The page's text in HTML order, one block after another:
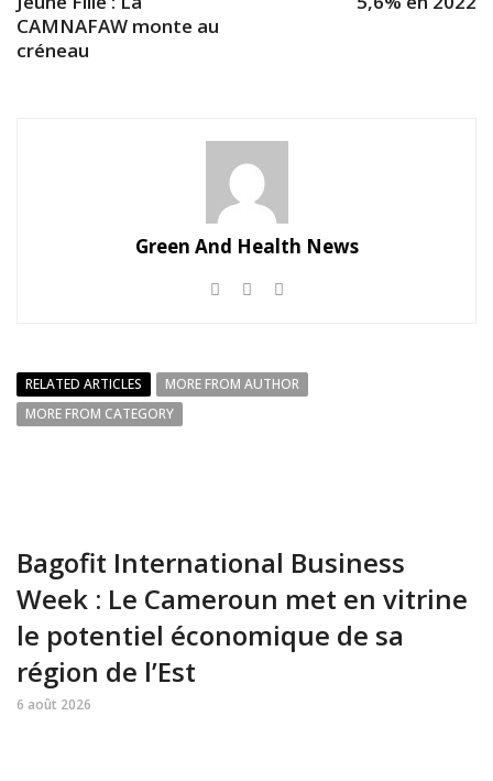
CAMNAFAW monte au
créneau
Green And Health News
RELATED ARTICLES
MORE FROM AUTHOR
MORE FROM CATEGORY
Bagofit International Business
Week : Le Cameroun met en vitrine
le potentiel économique de sa
région de l’Est
6 août 2026